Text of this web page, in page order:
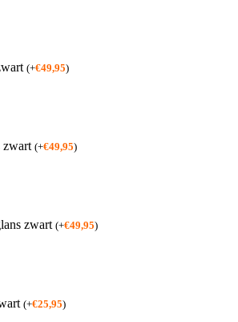
(+€49,95)
zwart (+€49,95)
zwart (+€49,95)
(+€25,95)